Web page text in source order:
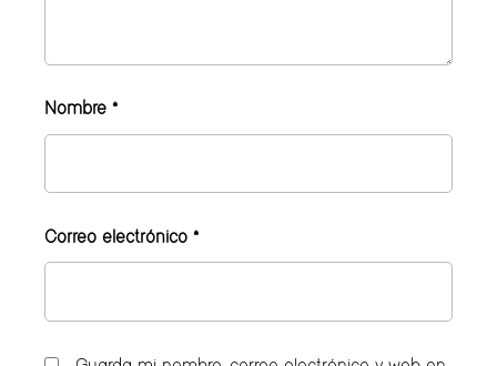
Nombre *
Correo electrónico *